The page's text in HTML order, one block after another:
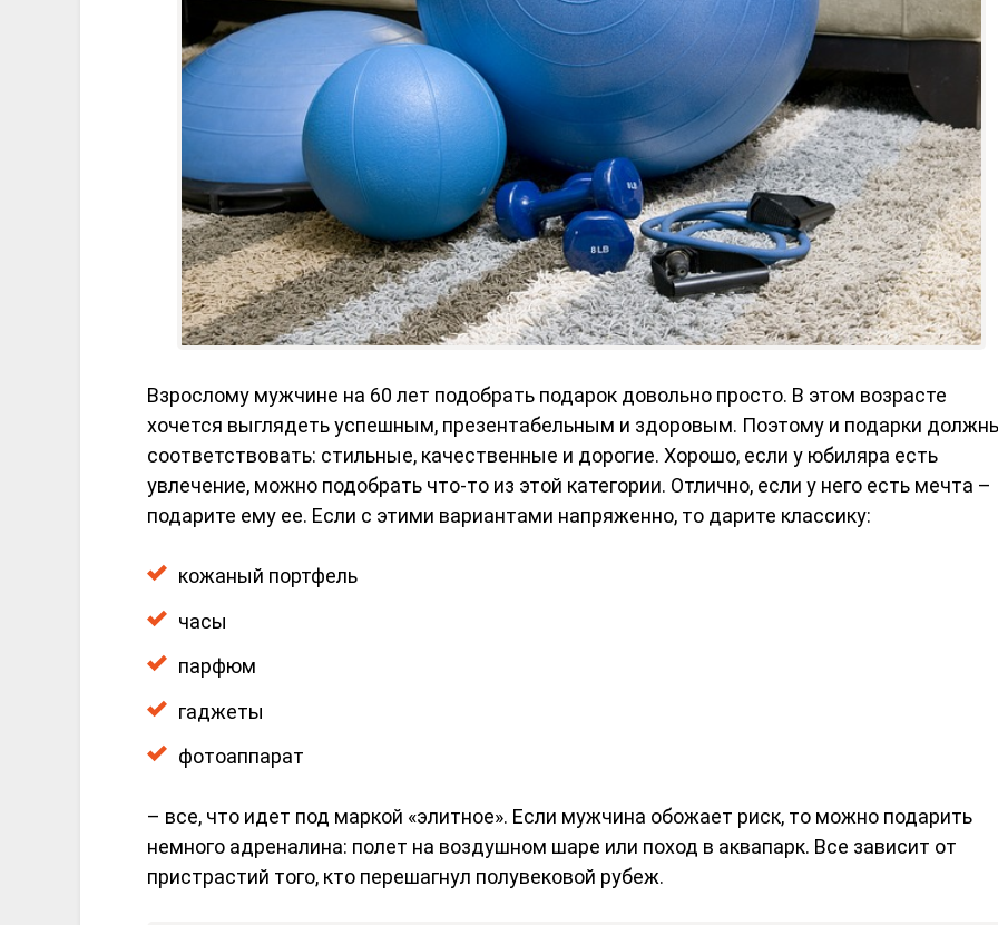
Взрослому мужчине на 60 лет подобрать подарок довольно просто. В этом возрасте
хочется выглядеть успешным, презентабельным и здоровым. Поэтому и подарки
соответствовать: стильные, качественные и дорогие. Хорошо, если у юбиляра есть
увлечение, можно подобрать что-то из этой категории. Отлично, если у него есть мечта –
подарите ему ее. Если с этими вариантами напряженно, то дарите классику:
кожаный портфель
часы
парфюм
гаджеты
фотоаппарат
– все, что идет под маркой «элитное». Если мужчина обожает риск, то можно подарить
немного адреналина: полет на воздушном шаре или поход в аквапарк. Все зависит от
пристрастий того, кто перешагнул полувековой рубеж.